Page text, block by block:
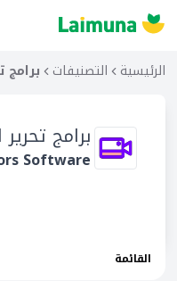
الرئيسية التصنيفات برامج
برامج تحرير
Software
القائمة